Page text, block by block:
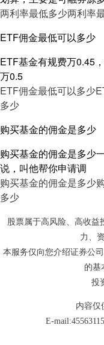
两利率最低多少两利率
ETF佣金最低可以多少
ETF基金有规费万0.45
万0.5
ETF佣金最低可以多少
多少
购买基金的佣金是多少
购买基金的佣金是多少
说，叫他帮你申请调
购买基金的佣金是多少
多少
股票属于高风险、高收
力、
本服务仅向您介绍证券公
的基
投
内容仅
E-